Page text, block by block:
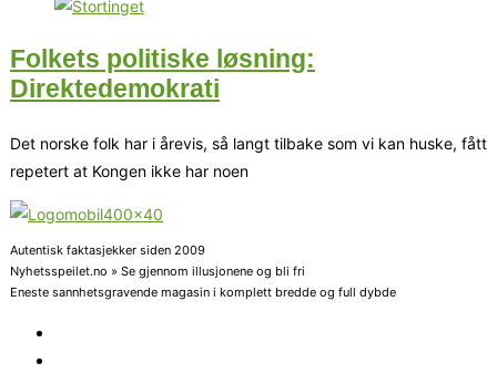
Folkets politiske løsning:
Direktedemokrati
Det norske folk har i årevis, så langt tilbake som vi kan huske, fått
repetert at Kongen ikke har noen
Autentisk faktasjekker siden 2009
Nyhetsspeilet.no » Se gjennom illusjonene og bli fri
Eneste sannhetsgravende magasin i komplett bredde og full dybde